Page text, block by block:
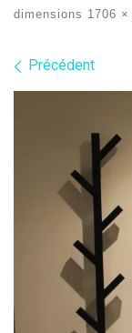
dimensions 1706 ×
Précédent